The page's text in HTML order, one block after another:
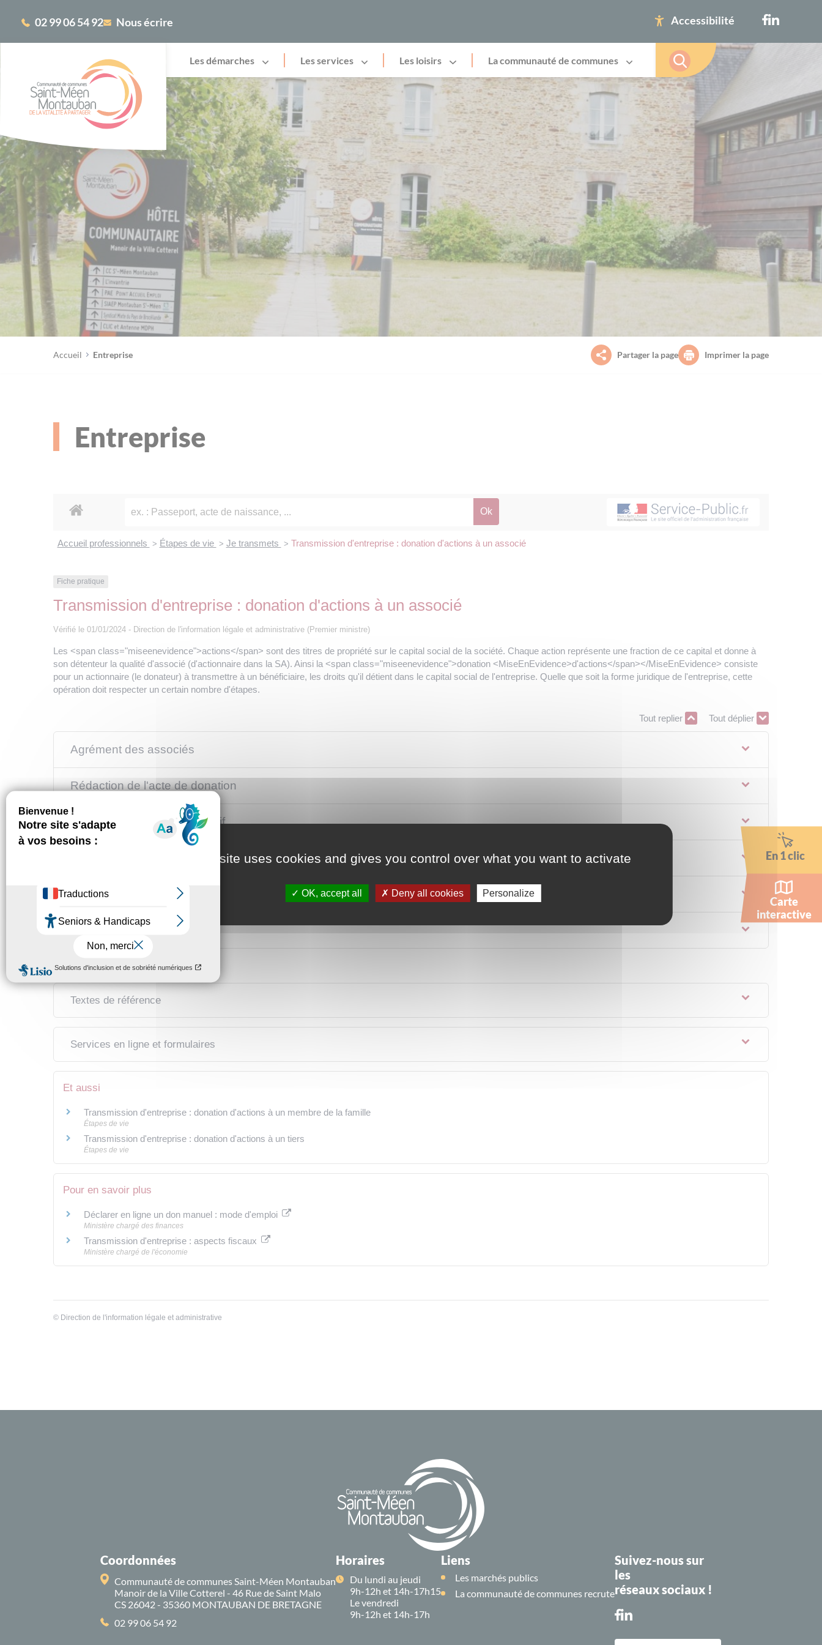
02 99 06 54 92 Nous écrire Accessibilité
Les démarches Les services Les loisirs La communauté de communes
Accueil Entreprise Partager la page Imprimer la page
Entreprise
Accueil professionnels > Étapes de vie > Je transmets > Transmission d'entreprise : donation d'actions à un associé
Fiche pratique
Transmission d'entreprise : donation d'actions à un associé
Vérifié le 01/01/2024 - Direction de l'information légale et administrative (Premier ministre)
Les <span class="miseenevidence">actions</span> sont des titres de propriété sur le capital social de la société. Chaque action représente une fraction de ce capital et donne à
son détenteur la qualité d'associé (d'actionnaire dans la SA). Ainsi la <span class="miseenevidence">donation <MiseEnEvidence>d'actions</span></MiseEnEvidence> consiste
pour un actionnaire (le donateur) à transmettre à un bénéficiaire, les droits qu'il détient dans le capital social de l'entreprise. Quelle que soit la forme juridique de l'entreprise, cette
opération doit respecter un certain nombre d'étapes.
Tout replier Tout déplier
Agrément des associés
Rédaction de l'acte de donation
Garantie de l'actif et du passif
Enregistrement de la donation
Paiement des droits d'enregistrement
Modification des statuts
Textes de référence
Services en ligne et formulaires
Et aussi
Transmission d'entreprise : donation d'actions à un membre de la famille
Étapes de vie
Transmission d'entreprise : donation d'actions à un tiers
Étapes de vie
Pour en savoir plus
Déclarer en ligne un don manuel : mode d'emploi
Ministère chargé des finances
Transmission d'entreprise : aspects fiscaux
Ministère chargé de l'économie
© Direction de l'information légale et administrative
En 1 clic
Carte
interactive
Coordonnées
Communauté de communes Saint-Méen Montauban
Manoir de la Ville Cotterel - 46 Rue de Saint Malo
CS 26042 - 35360 MONTAUBAN DE BRETAGNE
02 99 06 54 92
Horaires
Du lundi au jeudi
9h-12h et 14h-17h15
Le vendredi
9h-12h et 14h-17h
Liens
Les marchés publics
La communauté de communes recrute
Suivez-nous sur
les
réseaux sociaux !
This site uses cookies and gives you control over what you want to activate
OK, accept all Deny all cookies Personalize